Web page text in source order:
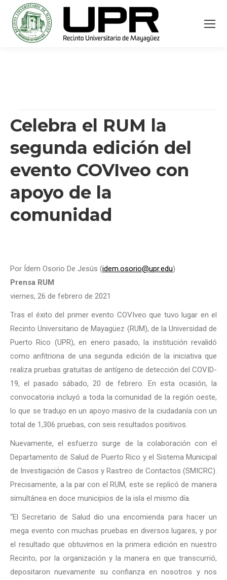
Celebra el RUM la
segunda edición del
evento COVIveo con
apoyo de la
comunidad
Por Ídem Osorio De Jesús (idem.osorio@upr.edu)
Prensa RUM
viernes, 26 de febrero de 2021
Tras el éxito del primer evento COVIveo que tuvo lugar en el
Recinto Universitario de Mayagüez (RUM), de la Universidad de
Puerto Rico (UPR), en enero pasado, la institución revalidó
como anfitriona de una segunda edición de la iniciativa que
realiza pruebas gratuitas de antígeno de detección del COVID-
19, el pasado sábado, 20 de febrero. En esta ocasión, la
convocatoria incluyó a toda la comunidad de la región oeste,
lo que se tradujo en un apoyo masivo de la ciudadanía con un
total de 1,306 pruebas, con seis resultados positivos.
Nuevamente, el esfuerzo surge de la colaboración con el
Departamento de Salud de Puerto Rico y el Sistema Municipal
de Investigación de Casos y Rastreo de Contactos (SMICRC).
Precisamente, a la par con el RUM, este se replicó de manera
simultánea en doce municipios de la isla el mismo día.
“El Secretario de Salud dio una encomienda para hacer un
mega evento con muchas pruebas en diversos lugares, y por
el resultado que obtuvimos en la primera edición en nuestro
Recinto, por la organización y la manera en que transcurrió,
depositaron nuevamente su confianza en nosotros y nos